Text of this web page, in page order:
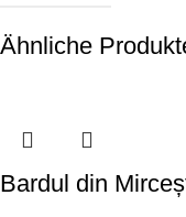
Ähnliche
Bardul din